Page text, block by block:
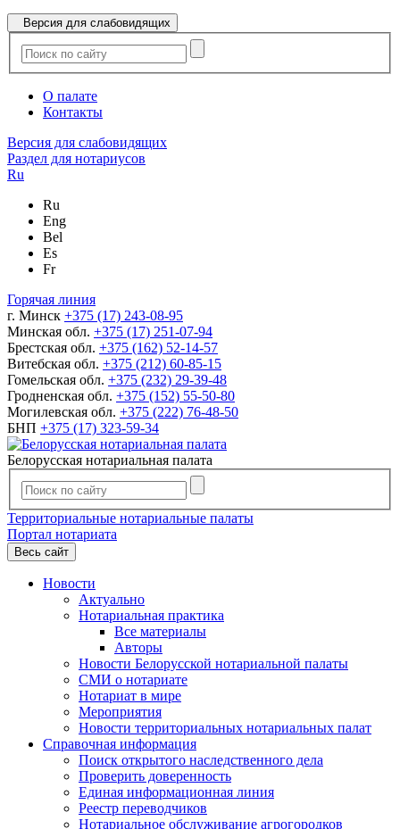
Версия для слабовидящих
О палате
Контакты
Версия для слабовидящих
Раздел для нотариусов
Ru
Ru
Eng
Bel
Es
Fr
Горячая линия
г. Минск +375 (17) 243-08-95
Минская обл. +375 (17) 251-07-94
Брестская обл. +375 (162) 52-14-57
Витебская обл. +375 (212) 60-85-15
Гомельская обл. +375 (232) 29-39-48
Гродненская обл. +375 (152) 55-50-80
Могилевская обл. +375 (222) 76-48-50
БНП +375 (17) 323-59-34
Белорусская нотариальная палата
Территориальные нотариальные палаты
Портал нотариата
Весь сайт
Новости
Актуально
Нотариальная практика
Все материалы
Авторы
Новости Белорусской нотариальной палаты
СМИ о нотариате
Нотариат в мире
Мероприятия
Новости территориальных нотариальных палат
Справочная информация
Поиск открытого наследственного дела
Проверить доверенность
Единая информационная линия
Реестр переводчиков
Нотариальное обслуживание агрогородков